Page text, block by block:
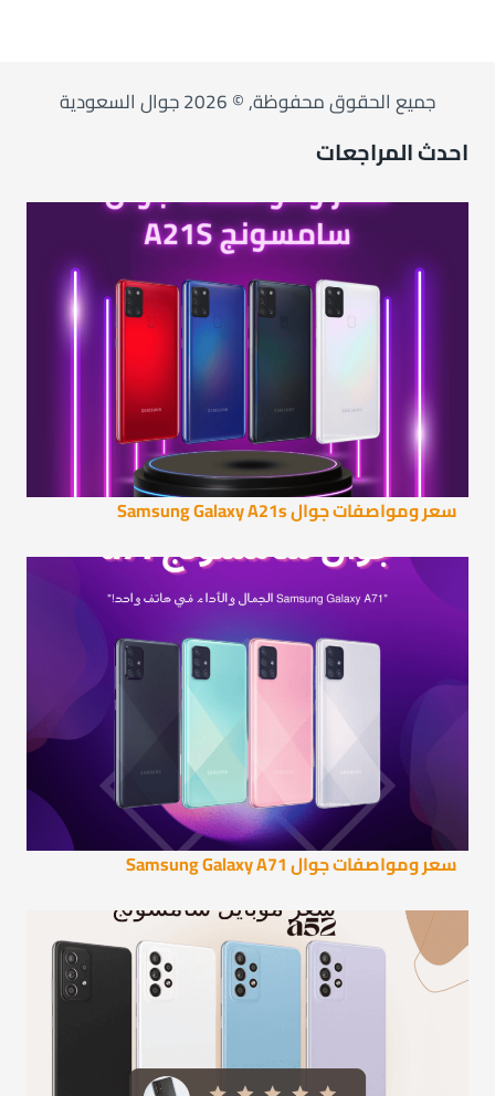
جميع الحقوق محفوظة, © 2026 جوال السعودية
احدث المراجعات
سعر ومواصفات جوال Samsung Galaxy A21s
سعر ومواصفات جوال Samsung Galaxy A71